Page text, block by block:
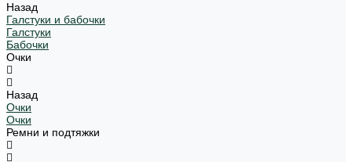
Назад
Галстуки и бабочки
Галстуки
Бабочки
Очки
Назад
Очки
Очки
Ремни и подтяжки